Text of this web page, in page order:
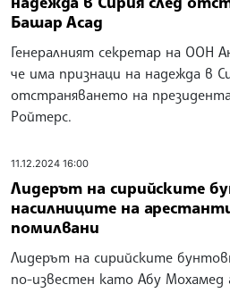
Башар Асад
Генералният секретар на ООН
че има признаци на надежда в
отстраняването на
Ройтерс.
11.12.2024 16:00
Лидерът на сирийските
насилниците на
помилвани
Лидерът на сирийските
по-известен като Абу Мохамед